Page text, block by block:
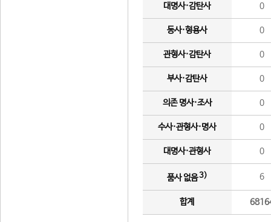
대명사·감탄사 0
동사·형용사 0
관형사·감탄사 0
부사·감탄사 0
의존 명사·조사 0
수사·관형사·명사 0
대명사·관형사 0
품사 없음3) 6
합계